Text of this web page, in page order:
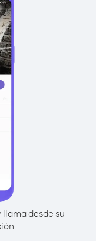
desde su